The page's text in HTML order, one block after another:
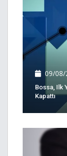
09/08/
Bossa, Ilk
Kapattı